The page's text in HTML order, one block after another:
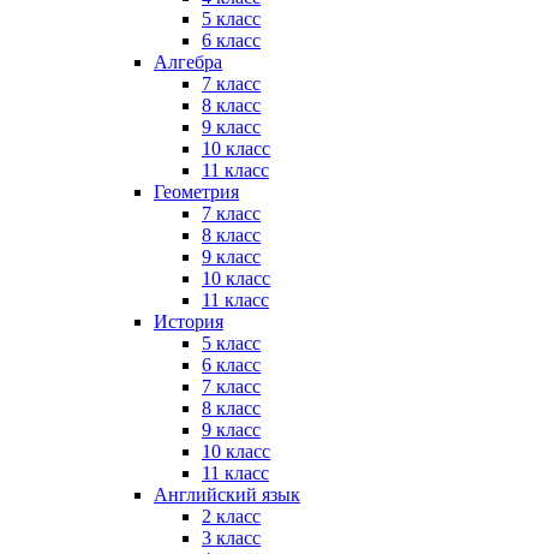
5 класс
6 класс
Алгебра
7 класс
8 класс
9 класс
10 класс
11 класс
Геометрия
7 класс
8 класс
9 класс
10 класс
11 класс
История
5 класс
6 класс
7 класс
8 класс
9 класс
10 класс
11 класс
Английский язык
2 класс
3 класс